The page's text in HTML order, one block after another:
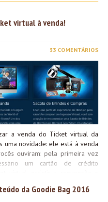
virtual à venda!
33 COMENTÁRIOS
a venda do Ticket virtual da
uma novidade: ele está à venda
ouviram: pela primeira vez
um cartão de crédito
<3 O ticket virtual custa U$39
da Goodie Bag 2016